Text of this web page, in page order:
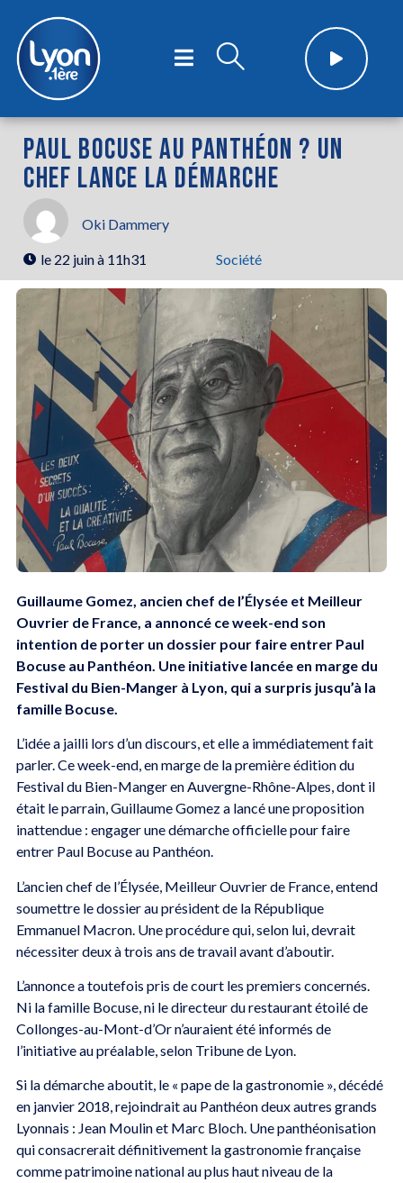
PAUL BOCUSE AU PANTHÉON ? UN
CHEF LANCE LA DÉMARCHE
Oki Dammery
le 22 juin à 11h31 Société
Guillaume Gomez, ancien chef de l’Élysée et Meilleur
Ouvrier de France, a annoncé ce week-end son
intention de porter un dossier pour faire entrer Paul
Bocuse au Panthéon. Une initiative lancée en marge du
Festival du Bien-Manger à Lyon, qui a surpris jusqu’à la
famille Bocuse.
L’idée a jailli lors d’un discours, et elle a immédiatement fait
parler. Ce week-end, en marge de la première édition du
Festival du Bien-Manger en Auvergne-Rhône-Alpes, dont il
était le parrain, Guillaume Gomez a lancé une proposition
inattendue : engager une démarche officielle pour faire
entrer Paul Bocuse au Panthéon.
L’ancien chef de l’Élysée, Meilleur Ouvrier de France, entend
soumettre le dossier au président de la République
Emmanuel Macron. Une procédure qui, selon lui, devrait
nécessiter deux à trois ans de travail avant d’aboutir.
L’annonce a toutefois pris de court les premiers concernés.
Ni la famille Bocuse, ni le directeur du restaurant étoilé de
Collonges-au-Mont-d’Or n’auraient été informés de
l’initiative au préalable, selon Tribune de Lyon.
Si la démarche aboutit, le « pape de la gastronomie », décédé
en janvier 2018, rejoindrait au Panthéon deux autres grands
Lyonnais : Jean Moulin et Marc Bloch. Une panthéonisation
qui consacrerait définitivement la gastronomie française
comme patrimoine national au plus haut niveau de la